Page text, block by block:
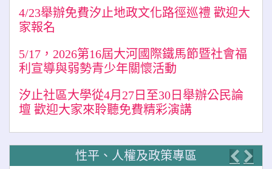
4/23舉辦免費汐止地政文化路徑巡禮 歡迎大
家報名
5/17，2026第16屆大河國際鐵馬節暨社會福
利宣導與弱勢青少年關懷活動
汐止社區大學從4月27日至30日舉辦公民論
壇 歡迎大家來聆聽免費精彩演講
性平、人權及政策專區